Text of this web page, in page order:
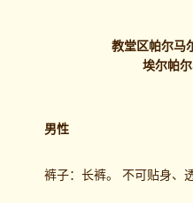
教堂区帕尔
埃尔帕
男性
裤子：长裤。 不可贴身、